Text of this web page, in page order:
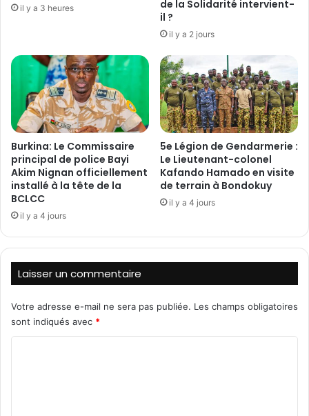
i
s
d
i
p
l
ô
m
s
d
i
c
e
u
k
o
n
n
e
n
l
a
m
o
l
i
s
il y a 3 heures
de la Solidarité intervient-
il ?
il y a 2 jours
Burkina: Le Commissaire
principal de police Bayi
Akim Nignan officiellement
installé à la tête de la
BCLCC
il y a 4 jours
5e Légion de Gendarmerie :
Le Lieutenant-colonel
Kafando Hamado en visite
de terrain à Bondokuy
il y a 4 jours
Laisser un commentaire
Votre adresse e-mail ne sera pas publiée. Les champs obligatoires
sont indiqués avec *